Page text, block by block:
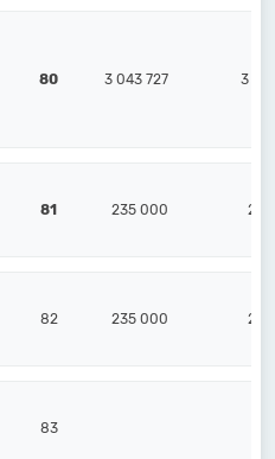
80 3 043 727 3
81 235 000
82 235 000
83